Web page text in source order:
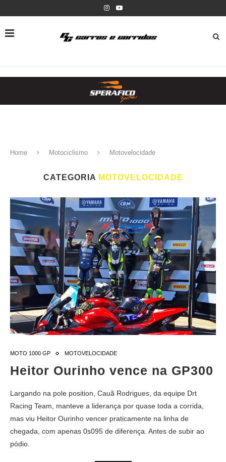
Home Motociclismo Motovelocidade
CATEGORIA MOTOVELOCIDADE
MOTO 1000 GP MOTOVELOCIDADE
Heitor Ourinho vence na GP300
Largando na pole position, Cauã Rodrigues, da equipe Drt
Racing Team, manteve a liderança por quase toda a corrida,
mas viu Heitor Ourinho vencer praticamente na linha de
chegada, com apenas 0s095 de diferença. Antes de subir ao
pódio.